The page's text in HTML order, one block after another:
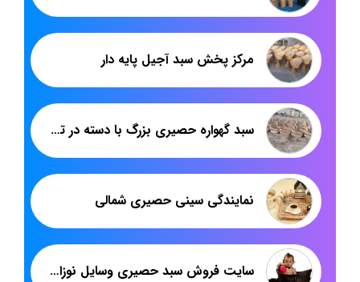
مرکز پخش سبد آجیل پایه دار
سبد گهواره حصیری بزرگ با دسته در تهران؛ هدیکا
نمایندگی سینی حصیری شمالی
سایت فروش سبد حصیری وسایل نوزاد پارچه دوزی